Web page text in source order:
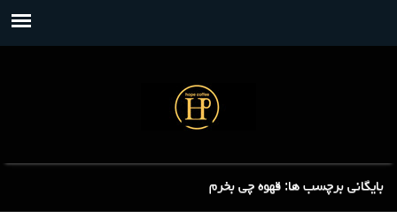
بایگانی برچسب ها: قهوه چی بخرم